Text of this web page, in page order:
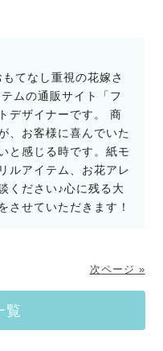
てなし重視の花嫁さ
ムの通販サイト「フ
デザイナーです。 商
、お客様に喜んでいた
と感じる時です。紙モ
ルアイテム、お花アレ
ください♪心に残る大
させていただきます！
覧
次ページ »